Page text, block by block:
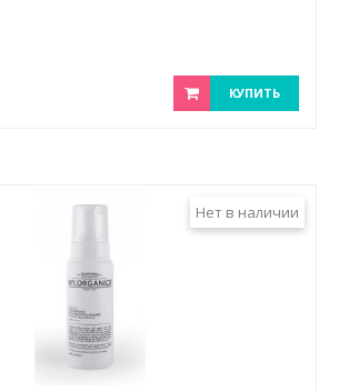
КУПИТЬ
Нет в наличии